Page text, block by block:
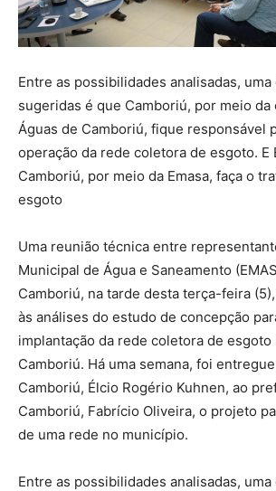
Entre as possibilidades analisadas,
sugeridas é que Camboriú, por meio
Águas de Camboriú, fique responsável
operação da rede coletora de esgoto. E
Camboriú, por meio da Emasa, faça o
esgoto
Uma reunião técnica entre
Municipal de Água e Saneamento
Camboriú, na tarde desta terça-feira
às análises do estudo de concepção
implantação da rede coletora de
Camboriú. Há uma semana, foi
Camboriú, Élcio Rogério Kuhnen, ao
Camboriú, Fabrício Oliveira, o projeto
de uma rede no município.
Entre as possibilidades analisadas,